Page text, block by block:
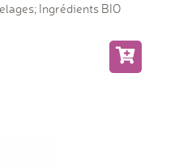
Ingrédients BIO